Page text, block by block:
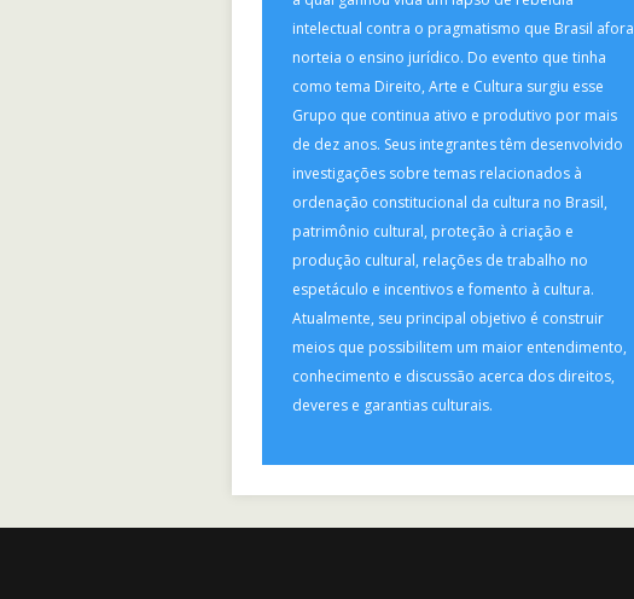
intelectual contra o pragmatismo que Brasil afora
norteia o ensino jurídico. Do evento que tinha
como tema Direito, Arte e Cultura surgiu esse
Grupo que continua ativo e produtivo por mais
de dez anos. Seus integrantes têm desenvolvido
investigações sobre temas relacionados à
ordenação constitucional da cultura no Brasil,
patrimônio cultural, proteção à criação e
produção cultural, relações de trabalho no
espetáculo e incentivos e fomento à cultura.
Atualmente, seu principal objetivo é construir
meios que possibilitem um maior entendimento,
conhecimento e discussão acerca dos direitos,
deveres e garantias culturais.